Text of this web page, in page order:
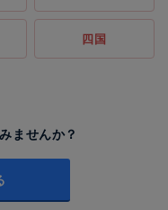
四国
ませんか？